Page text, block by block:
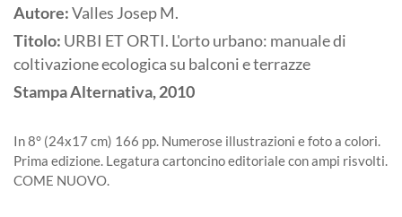
Autore:Valles Josep M.
Titolo: URBI ET ORTI. L'orto urbano: manuale di
coltivazione ecologica su balconi e terrazze
Stampa Alternativa,2010
In 8° (24x17 cm) 166 pp. Numerose illustrazioni e foto a colori.
Prima edizione. Legatura cartoncino editoriale con ampi risvolti.
COME NUOVO.